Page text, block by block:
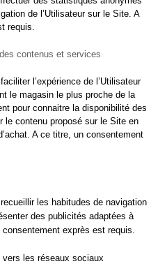
de l’Utilisateur sur le Site. A
requis.
contenus et services
l’expérience de l’Utilisateur
le magasin le plus proche de la
pour connaitre la disponibilité des
le contenu proposé sur le Site en
A ce titre, un consentement
les habitudes de navigation
des publicités adaptées à
exprès est requis.
les réseaux sociaux